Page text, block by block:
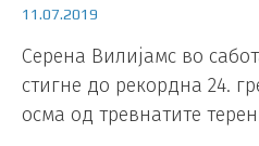
11.07.2019
Серена Вилијамс во
стигне до рекордна 24.
осма од тревнатите